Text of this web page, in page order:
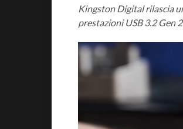
Kingston Digital rilascia
prestazioni USB 3.2 Gen